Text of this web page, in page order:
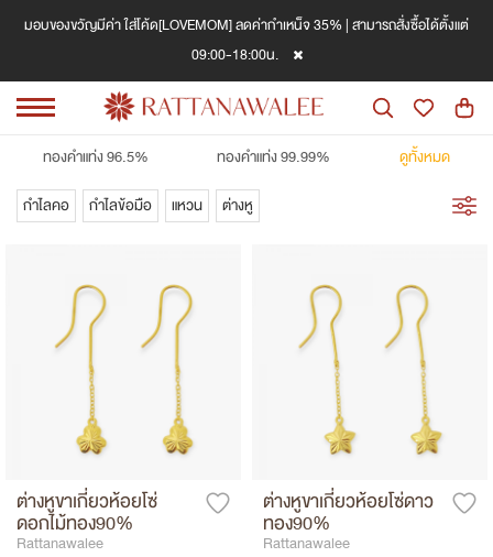
มอบของขวัญมีค่า ใส่โค้ด[LOVEMOM] ลดค่ากำเหน็จ 35% | สามารถสั่งซื้อได้ตั้งแต่
09:00-18:00น.
ทองคำแท่ง 96.5% ทองคำแท่ง 99.99%
ดูทั้งหมด
กำไลคอ
กำไลข้อมือ แหวน ต่างหู
ต่างหูขาเกี่ยวห้อยโซ่
ดอกไม้ทอง90%
Rattanawalee
ต่างหูขาเกี่ยวห้อยโซ่ดาว
ทอง90%
Rattanawalee